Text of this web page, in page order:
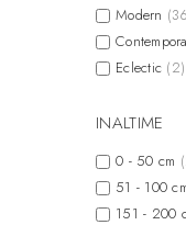
Modern
Eclectic (2)
INALTIME
0 - 50 cm
51 - 100
151 - 200